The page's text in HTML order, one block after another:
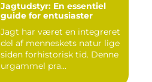
Jagtudstyr: En essentiel
guide for entusiaster
Jagt har været en integreret
del af menneskets natur lige
siden forhistorisk tid. Denne
urgammel pra...